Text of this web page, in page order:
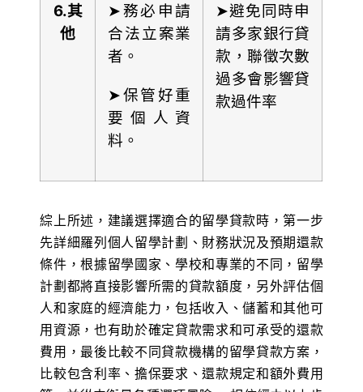
6.其
他
➤務必申請
合法立案業
者。
➤保管好重
要個人資
料。
➤避免同時申
請多家銀行貸
款，聯徵次數
過多會影響貸
款過件率
綜上所述，建議選擇適合的留學貸款時，第一步
先詳細羅列個人留學計劃、財務狀況及預期還款
條件，根據留學國家、學校和專業的不同，留學
計劃都將直接影響所需的貸款額度，另外評估個
人和家庭的經濟能力，包括收入、儲蓄和其他可
用資源，也有助於確定貸款需求和可承受的還款
費用，最後比較不同貸款機構的留學貸款方案，
比較包含利率、擔保要求、還款規定和額外費用